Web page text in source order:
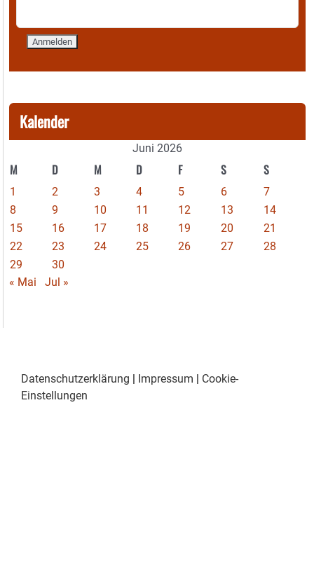
Kalender
Juni 2026
M D M D F S S
1 2 3 4 5 6
7
8
9 10 11 12 13
14
15
16 17 18 19 20
21
22
23 24 25 26 27
28
29
30
« Mai
Jul »
Datenschutzerklärung Impressum
Cookie-
Einstellungen